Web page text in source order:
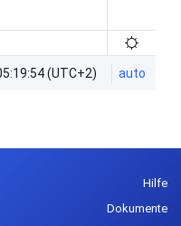
Hilfe
Dokumente